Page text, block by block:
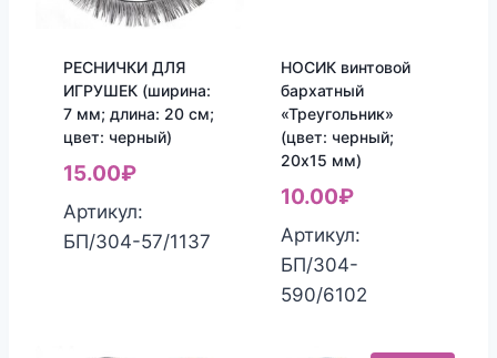
РЕСНИЧКИ ДЛЯ
ИГРУШЕК (ширина:
7 мм; длина: 20 см;
цвет: черный)
15.00₽
Артикул:
БП/304-57/1137
НОСИК винтовой
бархатный
«Треугольник»
(цвет: черный;
20х15 мм)
10.00₽
Артикул:
БП/304-
590/6102